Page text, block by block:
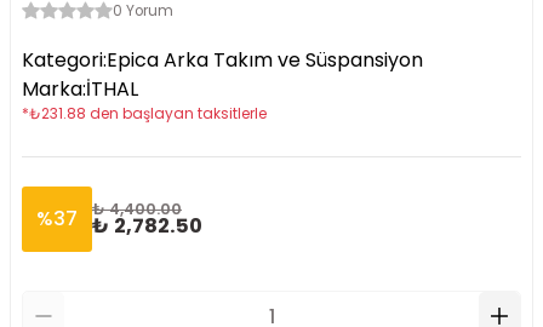
0 Yorum
Kategori:Epica Arka Takım ve Süspansiyon
Marka:İTHAL
*₺231.88 den başlayan taksitlerle
%37 ₺ 4,400.00
₺ 2,782.50